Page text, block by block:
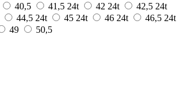
40,5 41,5 24t 42 24t 42,5 24t
44,5 24t 45 24t 46 24t 46,5 24t
49
50,5